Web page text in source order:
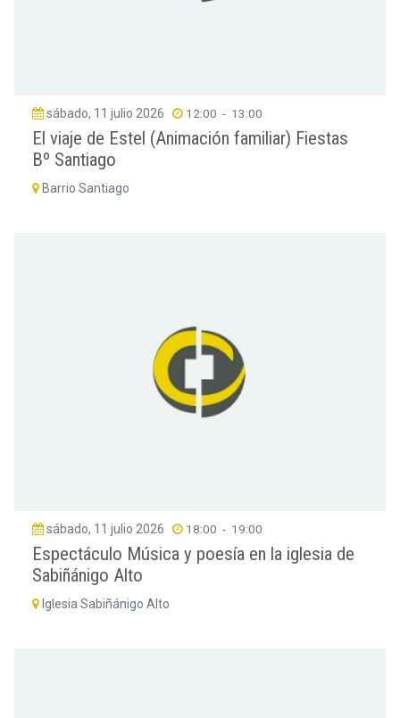
sábado, 11 julio 2026 12:00 - 13:00
El viaje de Estel (Animación familiar) Fiestas
Bº Santiago
Barrio Santiago
sábado, 11 julio 2026 18:00 - 19:00
Espectáculo Música y poesía en la iglesia de
Sabiñánigo Alto
Iglesia Sabiñánigo Alto